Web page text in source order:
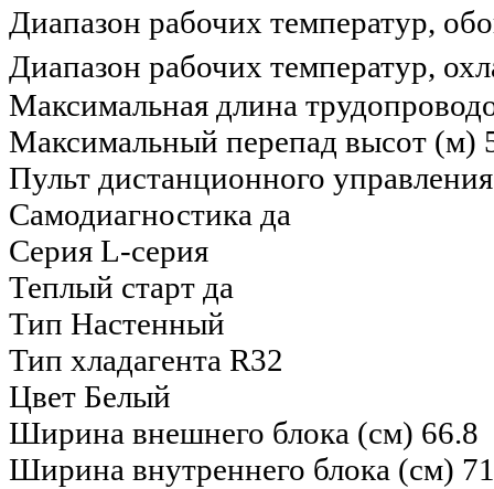
Диапазон рабочих температур,
Диапазон рабочих температур,
Максимальная длина
Максимальный перепад высот (м)
Пульт дистанционного управления
Самодиагностика да
Серия L-серия
Теплый старт да
Тип Настенный
Тип хладагента R32
Цвет Белый
Ширина внешнего блока (см) 66.8
Ширина внутреннего блока (см)